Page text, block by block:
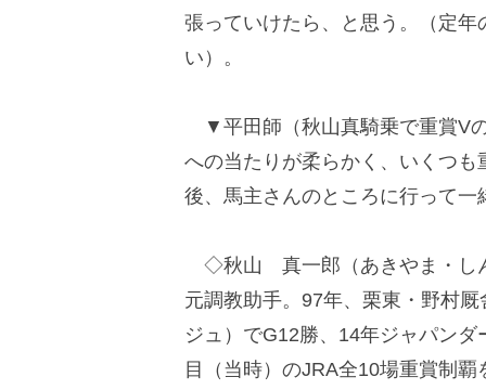
張っていけたら、と思う。（定
い）。
▼平田師（秋山真騎乗で重賞V
への当たりが柔らかく、いくつ
後、馬主さんのところに行って一
◇秋山 真一郎（あきやま・しん
元調教助手。97年、栗東・野村
ジュ）でG12勝、14年ジャパン
目（当時）のJRA全10場重賞制